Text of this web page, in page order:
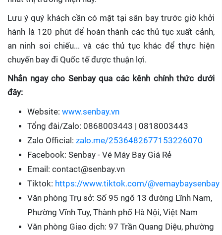
Lưu ý quý khách cần có mặt tại sân bay trước giờ khởi
hành là 120 phút để hoàn thành các thủ tục xuất cảnh,
an ninh soi chiếu... và các thủ tục khác để thực hiện
chuyến bay đi Quốc tế được thuận lợi.
Nhắn ngay cho Senbay qua các kênh chính thức dưới
đây:
Website: www.senbay.vn
Tổng đài/Zalo: 0868003443 | 0818003443
Zalo Official: zalo.me/2536482677153226070
Facebook: Senbay - Vé Máy Bay Giá Rẻ
Email: contact@senbay.vn
Tiktok: https://www.tiktok.com/@vemaybaysenbay
Văn phòng Trụ sở: Số 95 ngõ 13 đường Lĩnh Nam,
Phường Vĩnh Tuy, Thành phố Hà Nội, Việt Nam
Văn phòng Giao dịch: 97 Trần Quang Diệu, phường